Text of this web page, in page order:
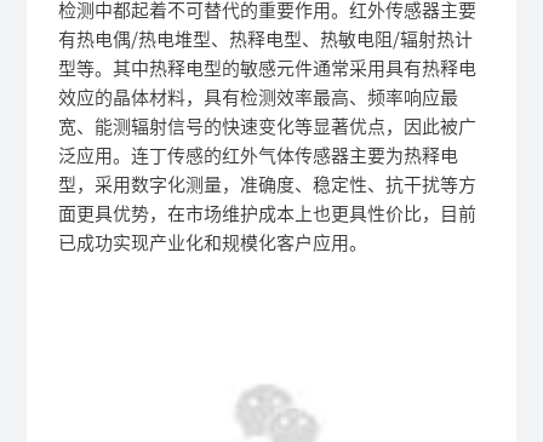
检测中都起着不可替代的重要作用。红外传感器主要
有热电偶/热电堆型、热释电型、热敏电阻/辐射热计
型等。其中热释电型的敏感元件通常采用具有热释电
效应的晶体材料，具有检测效率最高、频率响应最
宽、能测辐射信号的快速变化等显著优点，因此被广
泛应用。连丁传感的红外气体传感器主要为热释电
型，采用数字化测量，准确度、稳定性、抗干扰等方
面更具优势，在市场维护成本上也更具性价比，目前
已成功实现产业化和规模化客户应用。